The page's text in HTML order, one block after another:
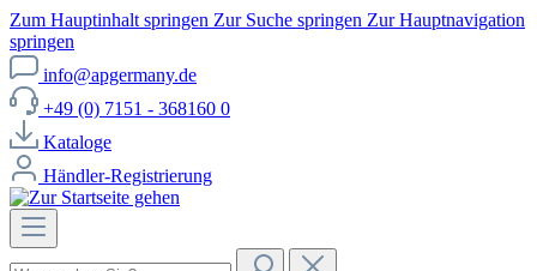
Zum Hauptinhalt springen Zur Suche springen Zur Hauptnavigation
springen
info@apgermany.de
+49 (0) 7151 - 368160 0
Kataloge
Händler-Registrierung